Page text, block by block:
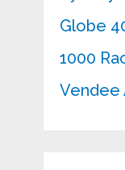
Globe
1000
Vendee